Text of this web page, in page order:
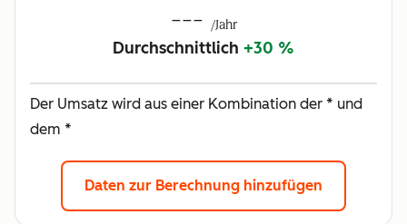
--- /Jahr
Durchschnittlich +30 %
Der Umsatz wird aus einer Kombination der * und
dem *
Daten zur Berechnung hinzufügen